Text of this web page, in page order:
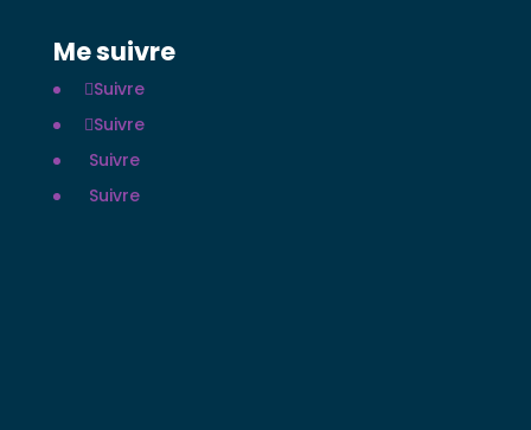
Me suivre
Suivre
Suivre
Suivre
Suivre